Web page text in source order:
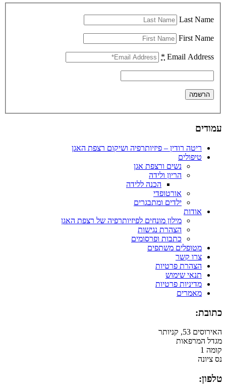
Last Name
First Name
Email Address
*
עמודים
ריטה רודין – פיזיותרפיה ושיקום רצפת האגן
טיפולים
נשים ורצפת אגן
הריון ולידה
הכנה ללידה
אורטופדי
ילדים ומתבגרים
אודות
מילון מונחים לפיזיותרפיה של רצפת האגן
הצהרת נגישות
כתבות ופרסומים
מטופלים משתפים
צרו קשר
הצהרת פרטיות
תנאי שימוש
מדיניות פרטיות
מאמרים
כתובת:
האירוסים 53, קניותר
מגדל המרפאות
קומה 1
נס ציונה
טלפון: